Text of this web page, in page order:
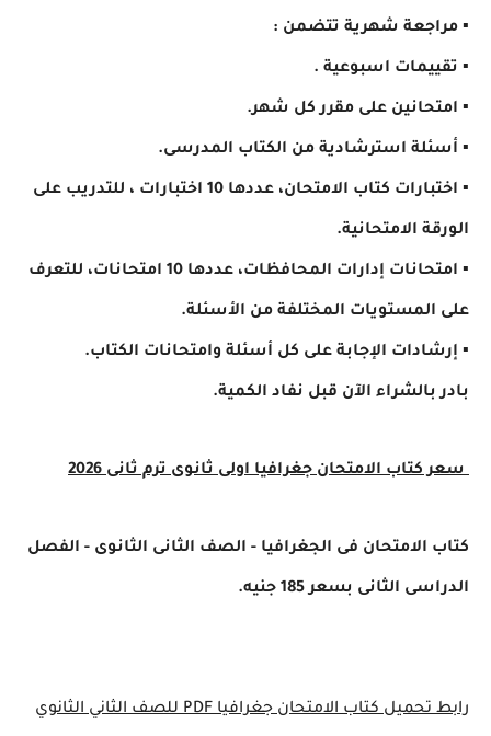
▪ مراجعة شهرية تتضمن :
▪ تقييمات اسبوعية .
▪ امتحانين على مقرر كل شهر.
▪ أسئلة استرشادية من الكتاب المدرسى.
▪ اختبارات كتاب الامتحان، عددها 10 اختبارات ، للتدريب على
الورقة الامتحانية.
▪ امتحانات إدارات المحافظات، عددها 10 امتحانات، للتعرف
على المستويات المختلفة من الأسئلة.
▪ إرشادات الإجابة على كل أسئلة وامتحانات الكتاب.
بادر بالشراء الآن قبل نفاد الكمية.
سعر كتاب الامتحان جغرافيا اولى ثانوى ترم ثانى 2026
كتاب الامتحان فى الجغرافيا - الصف الثانى الثانوى - الفصل
الدراسى الثانى بسعر 185 جنيه.
رابط تحميل كتاب الامتحان جغرافيا PDF للصف الثاني الثانوي